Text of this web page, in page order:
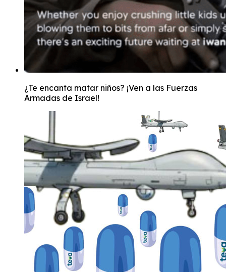
¿Te encanta matar niños? ¡Ven a las Fuerzas
Armadas de Israel!